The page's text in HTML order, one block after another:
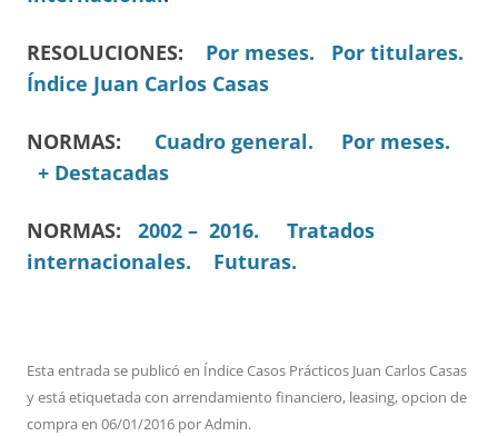
RESOLUCIONES: Por meses.
Por titulares.
Índice Juan Carlos Casas
NORMAS: Cuadro general.
Por meses.
+ Destacadas
NORMAS: 2002 – 2016.
Tratados
internacionales.
Futuras.
Esta entrada se publicó en Índice Casos Prácticos Juan Carlos Casas
y está etiquetada con arrendamiento financiero, leasing,opcion de
compra en 06/01/2016 porAdmin.